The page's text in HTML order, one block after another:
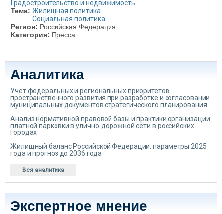
Градостроительство и недвижимость
Тема: Жилищная политика
Социальная политика
Регион: Российская Федерация
Категория: Пресса
Аналитика
Учет федеральных и региональных приоритетов
пространственного развития при разработке и согласовании
муниципальных документов стратегического планирования
Анализ нормативной правовой базы и практики организации
платной парковки в улично-дорожной сети в российских
городах
Жилищный баланс Российской Федерации: параметры 2025
года и прогноз до 2036 года
Вся аналитика
Экспертное мнение